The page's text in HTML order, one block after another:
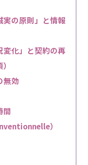
実の原則」と情報
変化」と契約の再
無効
間
）